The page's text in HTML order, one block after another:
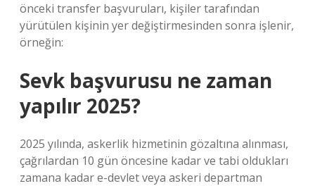
önceki transfer başvuruları, kişiler tarafından
yürütülen kişinin yer değiştirmesinden sonra işlenir,
örneğin:
Sevk başvurusu ne zaman
yapılır 2025?
2025 yılında, askerlik hizmetinin gözaltına alınması,
çağrılardan 10 gün öncesine kadar ve tabi oldukları
zamana kadar e-devlet veya askeri departman